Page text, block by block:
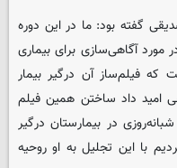
گفته بود: ما در این دوره
مورد آگاهی‌سازی برای بیماری
که فیلم‌ساز آن‌ درگیر بیمار
امید داد ساختن همین فیلم‌
در بیمارستان درگیر
با این تجلیل به او روحیه